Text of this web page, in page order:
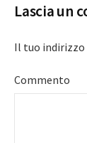
Lascia un
Il tuo indirizzo
Commento